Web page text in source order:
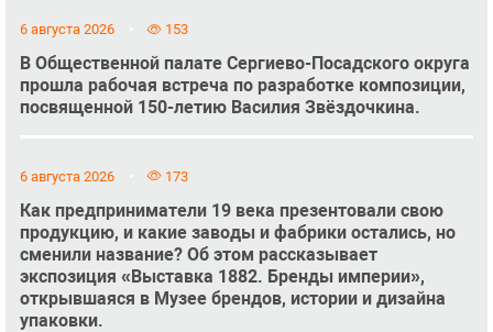
6 августа 2026 153
В Общественной палате Сергиево-Посадского округа
прошла рабочая встреча по разработке композиции,
посвященной 150-летию Василия Звёздочкина.
6 августа 2026 173
Как предприниматели 19 века презентовали свою
продукцию, и какие заводы и фабрики остались, но
сменили название? Об этом рассказывает
экспозиция «Выставка 1882. Бренды империи»,
открывшаяся в Музее брендов, истории и дизайна
упаковки.